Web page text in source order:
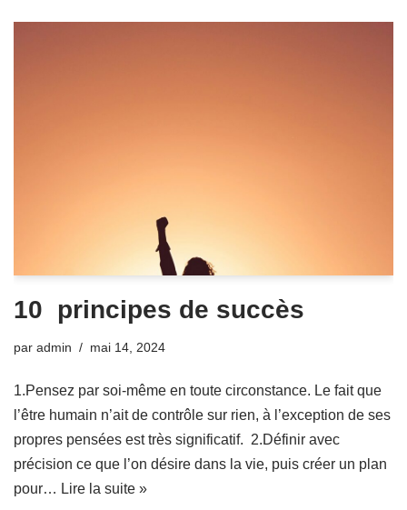
10 principes de succès
par admin mai 14, 2024
1.Pensez par soi-même en toute circonstance. Le fait que
l’être humain n’ait de contrôle sur rien, à l’exception de ses
propres pensées est très significatif. 2.Définir avec
précision ce que l’on désire dans la vie, puis créer un plan
pour… Lire la suite »